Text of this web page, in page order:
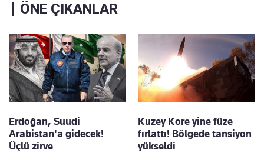
ÖNE ÇIKANLAR
Erdoğan, Suudi
Arabistan'a gidecek!
Üçlü zirve
Kuzey Kore yine füze
fırlattı! Bölgede tansiyon
yükseldi